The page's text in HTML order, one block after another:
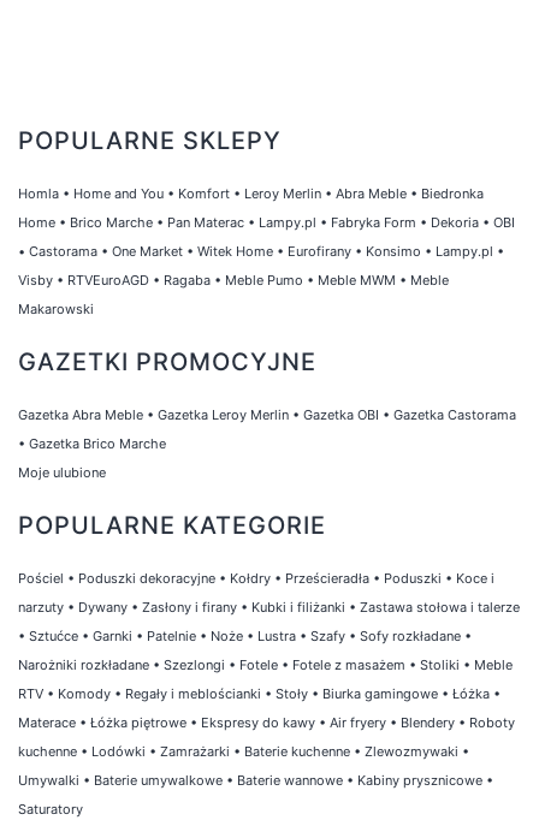
POPULARNE SKLEPY
Homla • Home and You • Komfort • Leroy Merlin • Abra Meble • Biedronka
Home • Brico Marche • Pan Materac • Lampy.pl • Fabryka Form • Dekoria • OBI
• Castorama • One Market • Witek Home • Eurofirany • Konsimo • Lampy.pl •
Visby • RTVEuroAGD • Ragaba • Meble Pumo • Meble MWM • Meble
Makarowski
GAZETKI PROMOCYJNE
Gazetka Abra Meble • Gazetka Leroy Merlin • Gazetka OBI • Gazetka Castorama
• Gazetka Brico Marche
Moje ulubione
POPULARNE KATEGORIE
Pościel • Poduszki dekoracyjne • Kołdry • Prześcieradła • Poduszki • Koce i
narzuty • Dywany • Zasłony i firany • Kubki i filiżanki • Zastawa stołowa i talerze
• Sztućce • Garnki • Patelnie • Noże • Lustra • Szafy • Sofy rozkładane •
Narożniki rozkładane • Szezlongi • Fotele • Fotele z masażem • Stoliki • Meble
RTV • Komody • Regały i meblościanki • Stoły • Biurka gamingowe • Łóżka •
Materace • Łóżka piętrowe • Ekspresy do kawy • Air fryery • Blendery • Roboty
kuchenne • Lodówki • Zamrażarki • Baterie kuchenne • Zlewozmywaki •
Umywalki • Baterie umywalkowe • Baterie wannowe • Kabiny prysznicowe •
Saturatory